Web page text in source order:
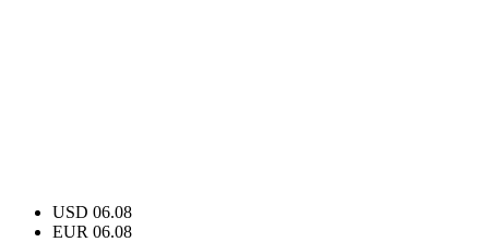
USD 06.08
EUR 06.08